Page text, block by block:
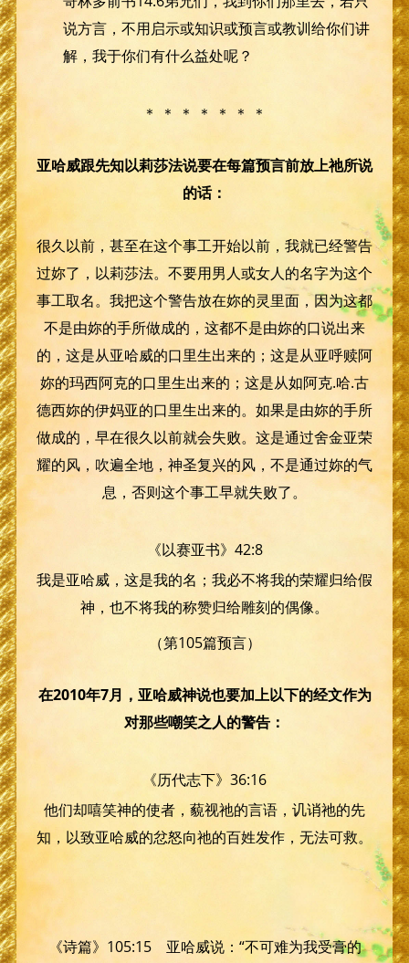
说方言，不用启示或知识或预言或教训给你们讲
解，我于你们有什么益处呢？
＊ ＊ ＊ ＊ ＊ ＊ ＊
亚哈威跟先知以莉莎法说要在每篇预言前放上祂所说
的话：
很久以前，甚至在这个事工开始以前，我就已经警告
过妳了，以莉莎法。不要用男人或女人的名字为这个
事工取名。我把这个警告放在妳的灵里面，因为这都
不是由妳的手所做成的，这都不是由妳的口说出来
的，这是从亚哈威的口里生出来的；这是从亚呼赎阿
妳的玛西阿克的口里生出来的；这是从如阿克.哈.古
德西妳的伊妈亚的口里生出来的。如果是由妳的手所
做成的，早在很久以前就会失败。这是通过舍金亚荣
耀的风，吹遍全地，神圣复兴的风，不是通过妳的气
息，否则这个事工早就失败了。
《以赛亚书》42:8
我是亚哈威，这是我的名；我必不将我的荣耀归给假
神，也不将我的称赞归给雕刻的偶像。
（第105篇预言）
在2010年7月，亚哈威神说也要加上以下的经文作为
对那些嘲笑之人的警告：
《历代志下》36:16
他们却嘻笑神的使者，藐视祂的言语，讥诮祂的先
知，以致亚哈威的忿怒向祂的百姓发作，无法可救。
《诗篇》105:15 亚哈威说：“不可难为我受膏的